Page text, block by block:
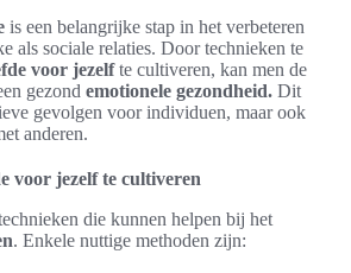
is een belangrijke stap in het verbeteren
als sociale relaties. Door technieken te
voor jezelfte cultiveren, kan men de
gezond emotionele gezondheid. Dit
gevolgen voor individuen, maar ook
anderen.
voor jezelf te cultiveren
die kunnen helpen bij het
. Enkele nuttige methoden zijn: